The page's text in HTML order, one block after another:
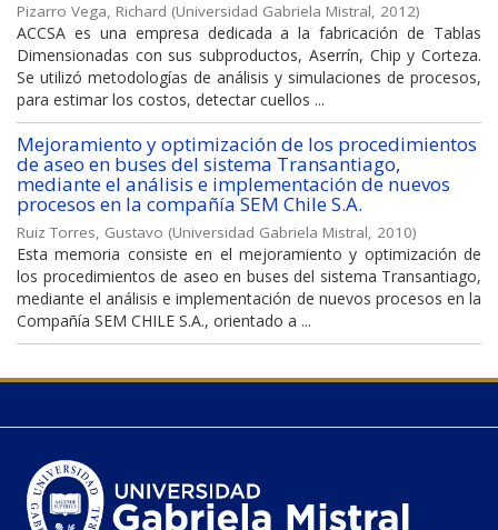
Pizarro Vega, Richard (Universidad Gabriela Mistral, 2012)
ACCSA es una empresa dedicada a la fabricación de Tablas
Dimensionadas con sus subproductos, Aserrín, Chip y Corteza.
Se utilizó metodologías de análisis y simulaciones de procesos,
para estimar los costos, detectar cuellos ...
Mejoramiento y optimización de los procedimientos
de aseo en buses del sistema Transantiago,
mediante el análisis e implementación de nuevos
procesos en la compañía SEM Chile S.A.
Ruiz Torres, Gustavo (Universidad Gabriela Mistral, 2010)
Esta memoria consiste en el mejoramiento y optimización de
los procedimientos de aseo en buses del sistema Transantiago,
mediante el análisis e implementación de nuevos procesos en la
Compañía SEM CHILE S.A., orientado a ...